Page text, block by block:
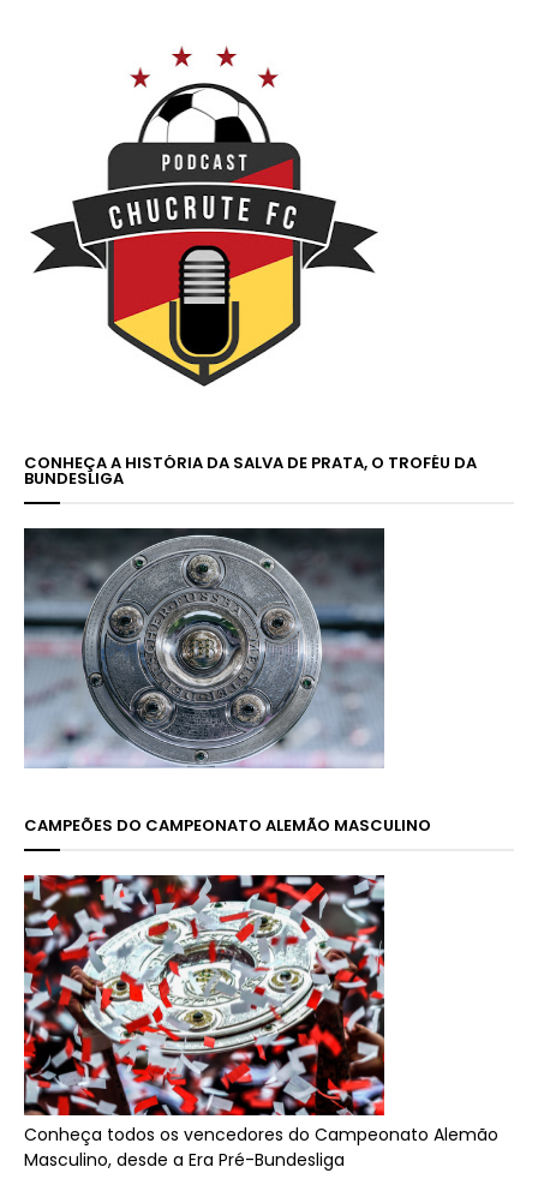
CONHEÇA A HISTÓRIA DA SALVA DE PRATA, O TROFÉU DA
BUNDESLIGA
CAMPEÕES DO CAMPEONATO ALEMÃO MASCULINO
Conheça todos os vencedores do Campeonato Alemão
Masculino, desde a Era Pré-Bundesliga